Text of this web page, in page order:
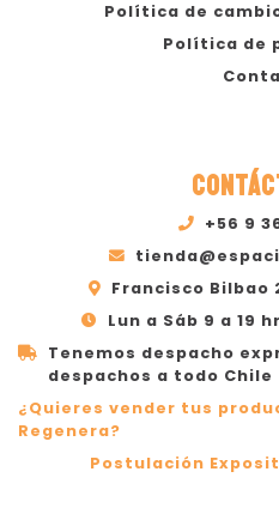
Política de
Política de
+56 9
Francisco Bilbao
Lun a Sáb 9 a 19
Tenemos despacho
despachos a todo Chile
¿Quieres vender tus
Regenera?
Postulación